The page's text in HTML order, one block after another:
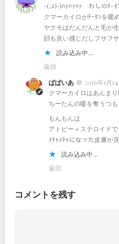
-(,,ｪ)-)ﾊｧﾊｧﾊｧ わしのﾁｰﾀ
クマーカイロがﾁｰﾀﾝを暖
ヤクモはだんだんと毛が
顔も良い感じだしフサフ
読み込み中…
返信
ぱぱいあ
2016年1月
クマーカイロはあんま
ちーたんの暖を奪うつ
もんもんは
アトピー＋ステロイドで
ﾒﾁｬﾒﾁｬになった皮膚が
読み込み中…
返信
コメントを残す